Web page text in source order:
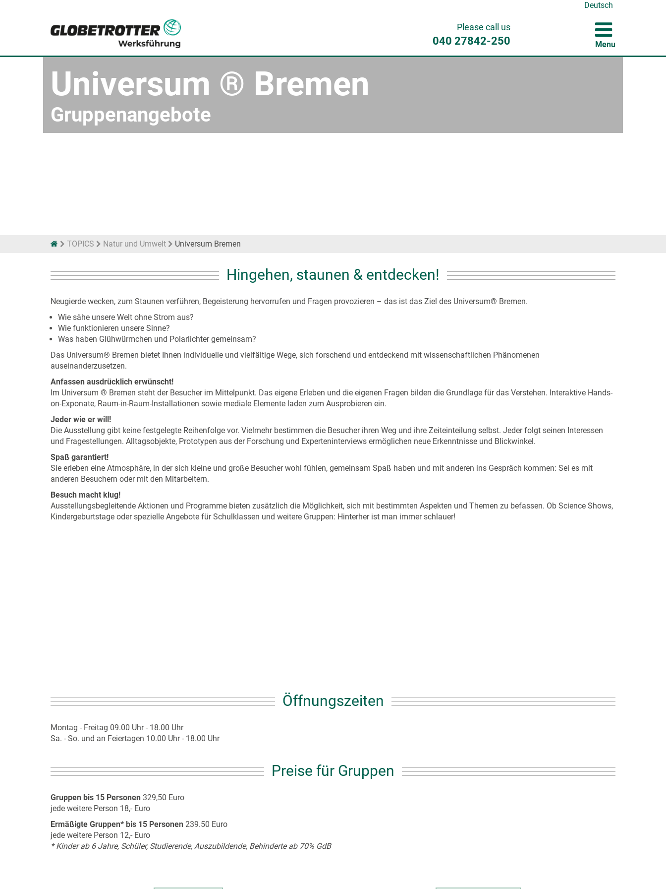
Deutsch
Please call us
040 27842-250 Menu
Universum ® Bremen
Gruppenangebote
TOPICS Natur und Umwelt Universum Bremen
Hingehen, staunen & entdecken!
Neugierde wecken, zum Staunen verführen, Begeisterung hervorrufen und Fragen provozieren – das ist das Ziel des Universum® Bremen.
Wie sähe unsere Welt ohne Strom aus?
Wie funktionieren unsere Sinne?
Was haben Glühwürmchen und Polarlichter gemeinsam?
Das Universum® Bremen bietet Ihnen individuelle und vielfältige Wege, sich forschend und entdeckend mit wissenschaftlichen Phänomenen
auseinanderzusetzen.
Anfassen ausdrücklich erwünscht!
Im Universum ® Bremen steht der Besucher im Mittelpunkt. Das eigene Erleben und die eigenen Fragen bilden die Grundlage für das Verstehen. Interaktive Hands-
on-Exponate, Raum-in-Raum-Installationen sowie mediale Elemente laden zum Ausprobieren ein.
Jeder wie er will!
Die Ausstellung gibt keine festgelegte Reihenfolge vor. Vielmehr bestimmen die Besucher ihren Weg und ihre Zeiteinteilung selbst. Jeder folgt seinen Interessen
und Fragestellungen. Alltagsobjekte, Prototypen aus der Forschung und Experteninterviews ermöglichen neue Erkenntnisse und Blickwinkel.
Spaß garantiert!
Sie erleben eine Atmosphäre, in der sich kleine und große Besucher wohl fühlen, gemeinsam Spaß haben und mit anderen ins Gespräch kommen: Sei es mit
anderen Besuchern oder mit den Mitarbeitern.
Besuch macht klug!
Ausstellungsbegleitende Aktionen und Programme bieten zusätzlich die Möglichkeit, sich mit bestimmten Aspekten und Themen zu befassen. Ob Science Shows,
Kindergeburtstage oder spezielle Angebote für Schulklassen und weitere Gruppen: Hinterher ist man immer schlauer!
Öffnungszeiten
Montag - Freitag 09.00 Uhr - 18.00 Uhr
Sa. - So. und an Feiertagen 10.00 Uhr - 18.00 Uhr
Preise für Gruppen
Gruppen bis 15 Personen 329,50 Euro
jede weitere Person 18,- Euro
Ermäßigte Gruppen* bis 15 Personen 239.50 Euro
jede weitere Person 12,- Euro
* Kinder ab 6 Jahre, Schüler, Studierende, Auszubildende, Behinderte ab 70% GdB